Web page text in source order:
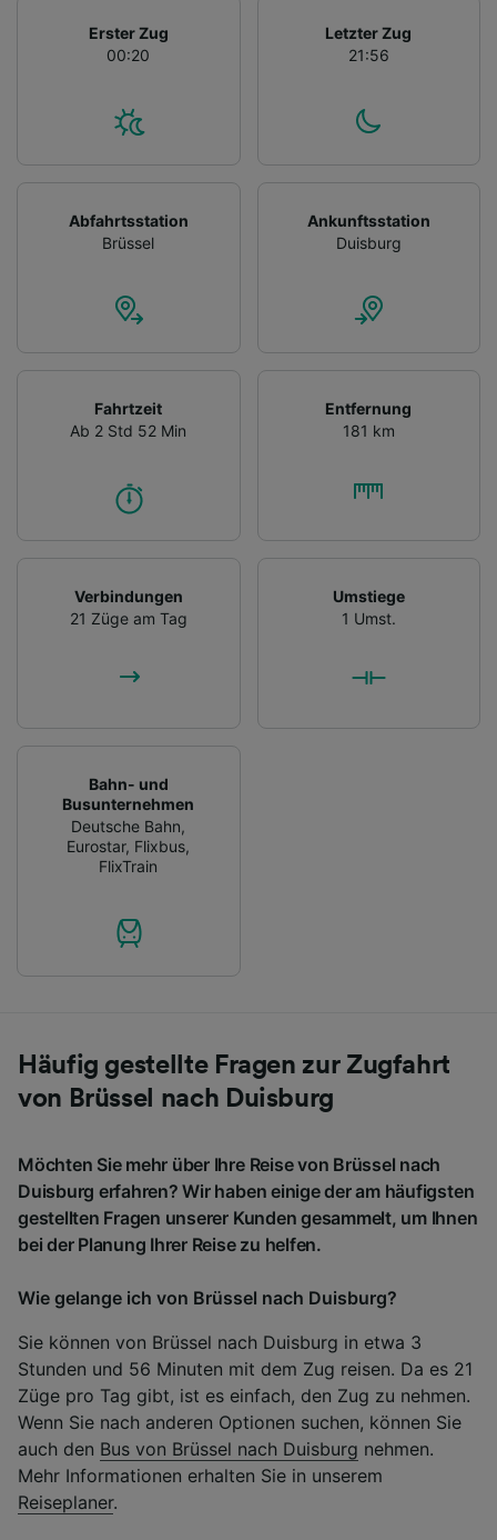
Erster Zug
00:20
Letzter Zug
21:56
Abfahrtsstation
Brüssel
Ankunftsstation
Duisburg
Fahrtzeit
Ab 2 Std 52 Min
Entfernung
181 km
Verbindungen
21 Züge am Tag
Umstiege
1 Umst.
Bahn- und
Busunternehmen
Deutsche Bahn,
Eurostar, Flixbus,
FlixTrain
Häufig gestellte Fragen zur Zugfahrt
von Brüssel nach Duisburg
Möchten Sie mehr über Ihre Reise von Brüssel nach
Duisburg erfahren? Wir haben einige der am häufigsten
gestellten Fragen unserer Kunden gesammelt, um Ihnen
bei der Planung Ihrer Reise zu helfen.
Wie gelange ich von Brüssel nach Duisburg?
Sie können von Brüssel nach Duisburg in etwa 3
Stunden und 56 Minuten mit dem Zug reisen. Da es 21
Züge pro Tag gibt, ist es einfach, den Zug zu nehmen.
Wenn Sie nach anderen Optionen suchen, können Sie
auch den Bus von Brüssel nach Duisburg nehmen.
Mehr Informationen erhalten Sie in unserem
Reiseplaner.